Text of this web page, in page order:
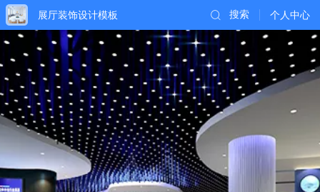
展厅装饰设计模板 个人中心
搜索